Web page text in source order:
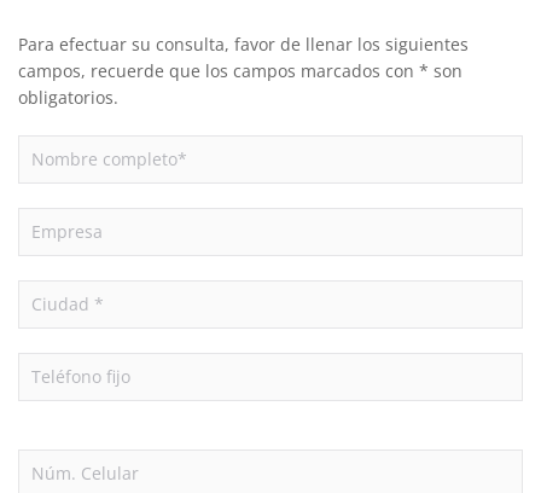
Para efectuar su consulta, favor de llenar los siguientes
campos, recuerde que los campos marcados con * son
obligatorios.